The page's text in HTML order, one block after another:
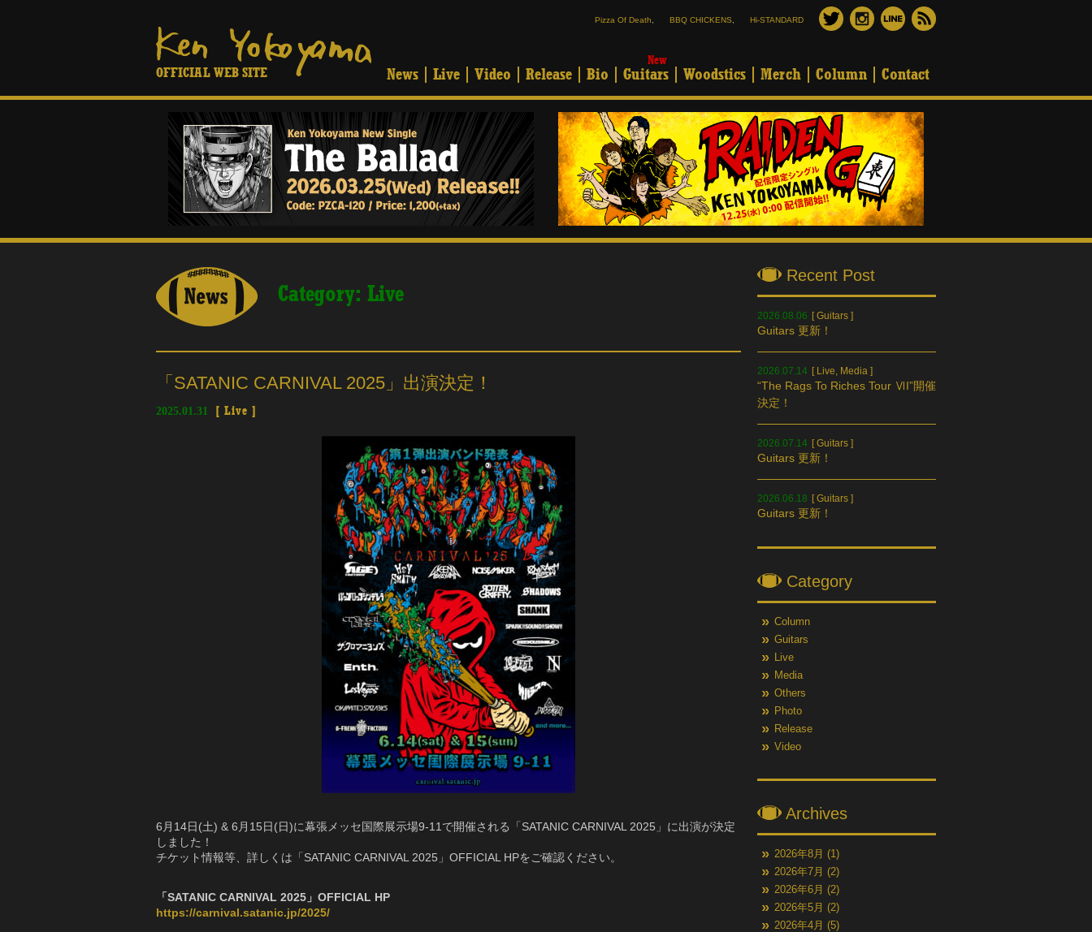
OFFICIAL WEB SITE
Pizza Of Death BBQ CHICKENS Hi-STANDARD
News Live Video Release Bio
New
Guitars Woodstics Merch Column Contact
Category: Live
「SATANIC CARNIVAL 2025」出演決定！
2025.01.31 [ Live ]
6月14日(土) & 6月15日(日)に幕張メッセ国際展示場9-11で開催される「SATANIC CARNIVAL 2025」に出演が決定
しました！
チケット情報等、詳しくは「SATANIC CARNIVAL 2025」OFFICIAL HPをご確認ください。
「SATANIC CARNIVAL 2025」OFFICIAL HP
https://carnival.satanic.jp/2025/
Recent Post
2026.08.06 [Guitars ]
Guitars 更新！
2026.07.14 [ Live, Media ]
“The Rags To Riches Tour ⅥI”開催
決定！
2026.07.14 [Guitars ]
Guitars 更新！
2026.06.18 [Guitars ]
Guitars 更新！
Category
Column
Guitars
Live
Media
Others
Photo
Release
Video
Archives
2026年8月 (1)
2026年7月 (2)
2026年6月 (2)
2026年5月 (2)
2026年4月 (5)